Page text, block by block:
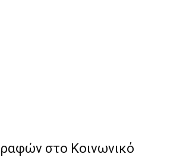
στο Κοινωνικό